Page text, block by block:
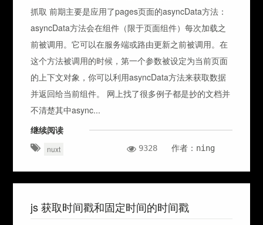
抓取 前期主要是应用了pages页面的asyncData方法：
asyncData方法会在组件（限于页面组件）每次加载之
前被调用。它可以在服务端或路由更新之前被调用。在
这个方法被调用的时候，第一个参数被设定为当前页面
的上下文对象，你可以利用asyncData方法来获取数据
并返回给当前组件。 网上找了很多例子都是抄的文档并
不清楚其中async...
继续阅读
nuxt 9328 作者：ning
js 获取时间戳和固定时间的时间戳